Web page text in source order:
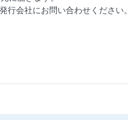
行会社にお問い合わせください。